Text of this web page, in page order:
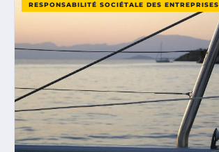
RESPONSABILITÉ SOCIÉTALE DES ENTREPRISES